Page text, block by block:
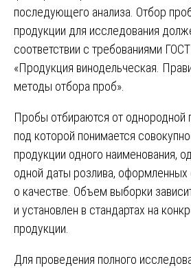
последующего анализа. Отбор
продукции для исследования
соответствии с требованиями
«Продукция винодельческая.
методы отбора проб».
Пробы отбираются от однородной
под которой понимается
продукции одного наименования,
одной даты розлива,
о качестве. Объем выборки
и установлен в стандартах на
продукции.
Для проведения полного